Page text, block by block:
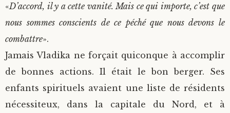
«D’accord, il y a cette vanité. Mais ce qui importe, c’est que
nous sommes conscients de ce péché que nous devons le
combattre».
Jamais Vladika ne forçait quiconque à accomplir
de bonnes actions. Il était le bon berger. Ses
enfants spirituels avaient une liste de résidents
nécessiteux, dans la capitale du Nord, et à